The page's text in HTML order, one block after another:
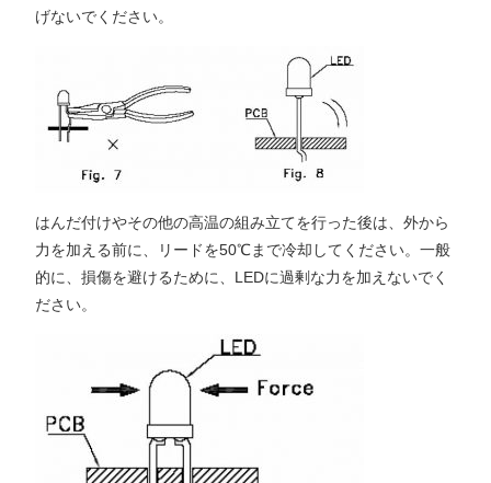
げないでください。
はんだ付けやその他の高温の組み立てを行った後は、外から
力を加える前に、リードを50℃まで冷却してください。一般
的に、損傷を避けるために、LEDに過剰な力を加えないでく
ださい。